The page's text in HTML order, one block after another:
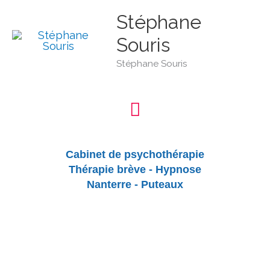
Stéphane
Souris
Stéphane Souris
Menu
principal
Cabinet de psychothérapie
Thérapie brève - Hypnose
Nanterre - Puteaux